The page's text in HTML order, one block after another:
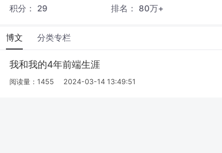
积分： 29 排名： 80万+
博文 分类专栏
我和我的4年前端生涯
阅读量：1455 2024-03-14 13:49:51